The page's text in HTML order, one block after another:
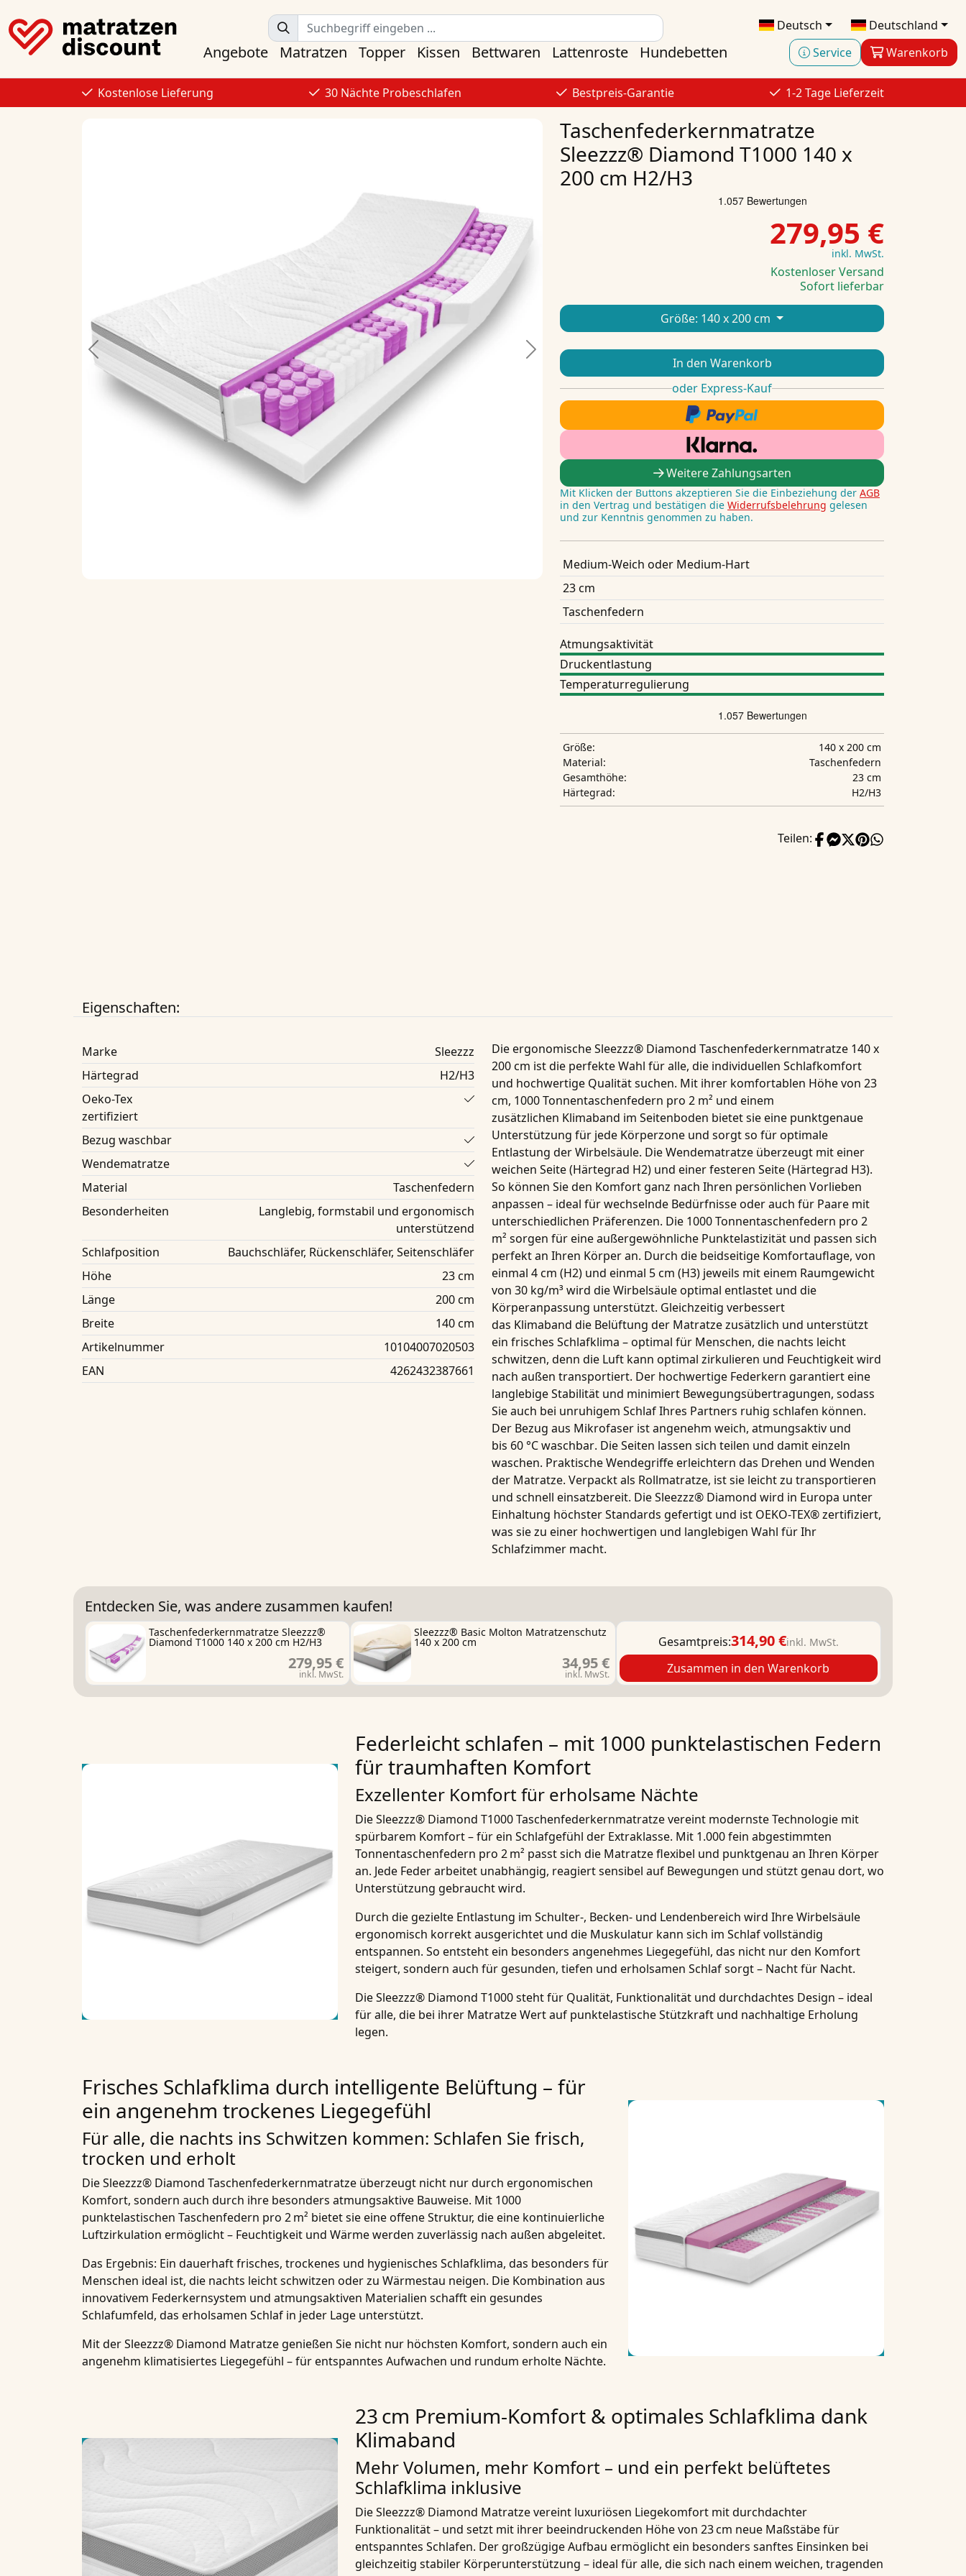
Deutsch
Deutschland
Service
Warenkorb
Angebote Matratzen Topper Kissen Bettwaren Lattenroste Hundebetten
Kostenlose Lieferung 30 Nächte Probeschlafen Bestpreis-Garantie 1-2 Tage Lieferzeit
Previous Next
Taschenfederkernmatratze
Sleezzz® Diamond T1000 140 x
200 cm H2/H3
279,95 €
inkl. MwSt.
Kostenloser Versand
Sofort lieferbar
Größe: 140 x 200 cm
In den Warenkorb
oder Express-Kauf
Weitere Zahlungsarten
Mit Klicken der Buttons akzeptieren Sie die Einbeziehung der AGB
in den Vertrag und bestätigen die Widerrufsbelehrung gelesen
und zur Kenntnis genommen zu haben.
Medium-Weich oder Medium-Hart
23 cm
Taschenfedern
Atmungsaktivität
Druckentlastung
Temperaturregulierung
Größe:
140 x 200 cm
Material:
Taschenfedern
Gesamthöhe:
23 cm
Härtegrad:
H2/H3
Teilen:
Eigenschaften:
Marke
Sleezzz
Härtegrad
H2/H3
Oeko-Tex
zertifiziert
Bezug waschbar
Wendematratze
Material
Taschenfedern
Besonderheiten
Langlebig, formstabil und ergonomisch
unterstützend
Schlafposition
Bauchschläfer, Rückenschläfer, Seitenschläfer
Höhe
23 cm
Länge
200 cm
Breite
140 cm
Artikelnummer
10104007020503
EAN
4262432387661
Die ergonomische Sleezzz® Diamond Taschenfederkernmatratze 140 x
200 cm ist die perfekte Wahl für alle, die individuellen Schlafkomfort
und hochwertige Qualität suchen. Mit ihrer komfortablen Höhe von 23
cm, 1000 Tonnentaschenfedern pro 2 m² und einem
zusätzlichen Klimaband im Seitenboden bietet sie eine punktgenaue
Unterstützung für jede Körperzone und sorgt so für optimale
Entlastung der Wirbelsäule. Die Wendematratze überzeugt mit einer
weichen Seite (Härtegrad H2) und einer festeren Seite (Härtegrad H3).
So können Sie den Komfort ganz nach Ihren persönlichen Vorlieben
anpassen – ideal für wechselnde Bedürfnisse oder auch für Paare mit
unterschiedlichen Präferenzen. Die 1000 Tonnentaschenfedern pro 2
m² sorgen für eine außergewöhnliche Punktelastizität und passen sich
perfekt an Ihren Körper an. Durch die beidseitige Komfortauflage, von
einmal 4 cm (H2) und einmal 5 cm (H3) jeweils mit einem Raumgewicht
von 30 kg/m³ wird die Wirbelsäule optimal entlastet und die
Körperanpassung unterstützt. Gleichzeitig verbessert
das Klimaband die Belüftung der Matratze zusätzlich und unterstützt
ein frisches Schlafklima – optimal für Menschen, die nachts leicht
schwitzen, denn die Luft kann optimal zirkulieren und Feuchtigkeit wird
nach außen transportiert. Der hochwertige Federkern garantiert eine
langlebige Stabilität und minimiert Bewegungsübertragungen, sodass
Sie auch bei unruhigem Schlaf Ihres Partners ruhig schlafen können.
Der Bezug aus Mikrofaser ist angenehm weich, atmungsaktiv und
bis 60 °C waschbar. Die Seiten lassen sich teilen und damit einzeln
waschen. PraktischeWendegriffeerleichtern das Drehen und Wenden
der Matratze. Verpackt als Rollmatratze, ist sie leicht zu transportieren
und schnell einsatzbereit. DieSleezzz® Diamond wird in Europa unter
Einhaltung höchster Standards gefertigt und ist OEKO-TEX® zertifiziert,
was sie zu einer hochwertigen und langlebigen Wahl für Ihr
Schlafzimmer macht.
Entdecken Sie, was andere zusammen kaufen!
Taschenfederkernmatratze Sleezzz®
Diamond T1000 140 x 200 cm H2/H3
279,95 €
inkl. MwSt.
Sleezzz® Basic Molton Matratzenschutz
140 x 200 cm
34,95 €
inkl. MwSt.
Gesamtpreis:314,90 €inkl. MwSt.
Zusammen in den Warenkorb
Federleicht schlafen – mit 1000 punktelastischen Federn
für traumhaften Komfort
Exzellenter Komfort für erholsame Nächte
DieSleezzz® Diamond T1000 Taschenfederkernmatratzevereint modernste Technologie mit
spürbarem Komfort – für ein Schlafgefühl der Extraklasse. Mit 1.000 fein abgestimmten
Tonnentaschenfedern pro 2 m² passt sich die Matratze flexibel und punktgenau an Ihren Körper
an. Jede Feder arbeitet unabhängig, reagiert sensibel auf Bewegungen und stützt genau dort, wo
Unterstützung gebraucht wird.
Durch die gezielte Entlastung im Schulter-, Becken- und Lendenbereich wird IhreWirbelsäule
ergonomisch korrekt ausgerichtet und die Muskulatur kann sich im Schlaf vollständig
entspannen. So entsteht ein besonders angenehmes Liegegefühl, das nicht nur den Komfort
steigert, sondern auch für gesunden, tiefen und erholsamen Schlafsorgt – Nacht für Nacht.
DieSleezzz® Diamond T1000steht für Qualität, Funktionalität und durchdachtes Design – ideal
für alle, die bei ihrer Matratze Wert auf punktelastische Stützkraft und nachhaltige Erholung
legen.
Frisches Schlafklima durch intelligente Belüftung – für
ein angenehm trockenes Liegegefühl
Für alle, die nachts ins Schwitzen kommen: Schlafen Sie frisch,
trocken und erholt
DieSleezzz® Diamond Taschenfederkernmatratze überzeugt nicht nur durch ergonomischen
Komfort, sondern auch durch ihre besonders atmungsaktive Bauweise. Mit 1000
punktelastischen Taschenfedern pro 2 m² bietet sie eine offene Struktur, die eine kontinuierliche
Luftzirkulation ermöglicht – Feuchtigkeit und Wärme werden zuverlässig nach außen abgeleitet.
Das Ergebnis: Ein dauerhaftfrisches, trockenes und hygienisches Schlafklima, das besonders für
Menschen ideal ist, die nachts leicht schwitzen oder zu Wärmestau neigen. Die Kombination aus
innovativem Federkernsystem und atmungsaktiven Materialien schafft ein gesundes
Schlafumfeld, das erholsamen Schlaf in jeder Lage unterstützt.
Mit derSleezzz® Diamond Matratze genießen Sie nicht nur höchsten Komfort, sondern auch ein
angenehm klimatisiertes Liegegefühl – für entspanntes Aufwachen und rundum erholte Nächte.
23 cm Premium-Komfort & optimales Schlafklima dank
Klimaband
Mehr Volumen, mehr Komfort – und ein perfekt belüftetes
Schlafklima inklusive
DieSleezzz® Diamond Matratzevereint luxuriösen Liegekomfort mit durchdachter
Funktionalität – und setzt mit ihrer beeindruckenden Höhe von 23 cm neue Maßstäbe für
entspanntes Schlafen. Der großzügige Aufbau ermöglicht ein besonders sanftes Einsinken bei
gleichzeitig stabiler Körperunterstützung – ideal für alle, die sich nach einem weichen, tragenden